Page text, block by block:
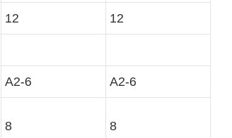
12 12
A2-6 A2-6
8 8